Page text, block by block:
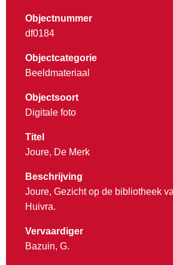
Objectnummer
df0184
Objectcategorie
Beeldmateriaal
Objectsoort
Digitale foto
Titel
Joure, De Merk
Beschrijving
Joure, Gezicht op de bibliotheek
Huivra.
Vervaardiger
Bazuin, G.